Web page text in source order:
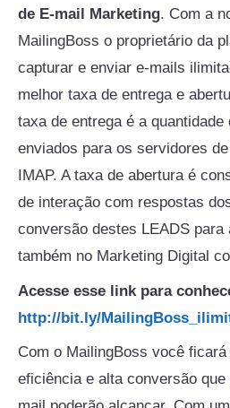
de E-mail Marketing. Com a
MailingBoss o proprietário da
capturar e enviar e-mails
melhor taxa de entrega e
taxa de entrega é a
enviados para os servidores
IMAP. A taxa de abertura é
de interação com respostas
conversão destes LEADS para
também no Marketing Digital
Acesse esse link para
http://bit.ly/
Com o MailingBoss você
eficiência e alta conversão